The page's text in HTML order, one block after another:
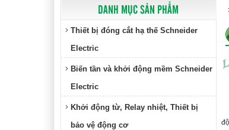
DANH MỤC SẢN PHẨM
Thiết bị đóng cắt hạ thế Schneider
Electric
Biến tần và khởi động mềm Schneider
Electric
Khởi động từ, Relay nhiệt, Thiết bị
bảo vệ động cơ